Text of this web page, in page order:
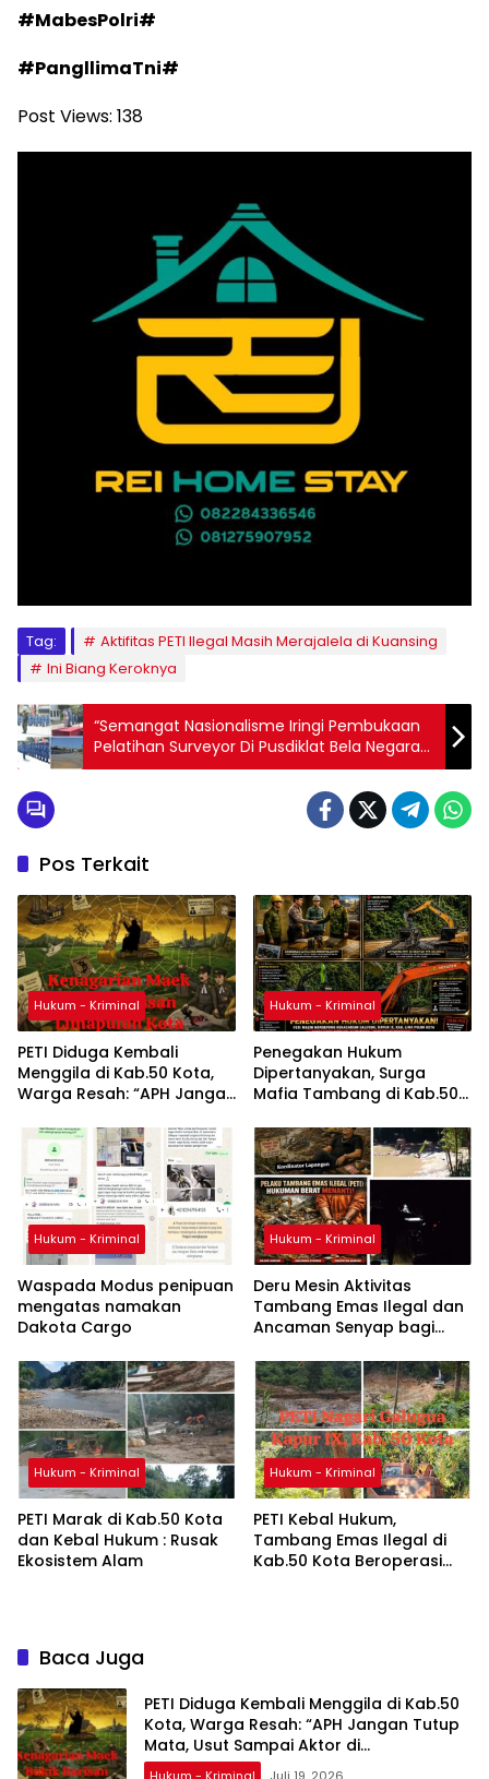
#MabesPolri#
#PangllimaTni#
Post Views: 138
Tag:
Aktifitas PETI Ilegal Masih Merajalela di Kuansing
Ini Biang Keroknya
“Semangat Nasionalisme Iringi Pembukaan
Pelatihan Surveyor Di Pusdiklat Bela Negara
BPSDM Han Kemhan, Bogor”
Pos Terkait
Hukum - Kriminal
PETI Diduga Kembali
Menggila di Kab.50 Kota,
Warga Resah: “APH Jangan
Aktor di Belakangnya”
Hukum - Kriminal
Penegakan Hukum
Dipertanyakan, Surga
Mafia Tambang di Kab.50
Mengepung Kapur IX, Alam
Rusak
Hukum - Kriminal
Waspada Modus penipuan
mengatas namakan
Dakota Cargo
Hukum - Kriminal
Deru Mesin Aktivitas
Tambang Emas Ilegal dan
Ancaman Senyap bagi
Hukum - Kriminal
PETI Marak di Kab.50 Kota
dan Kebal Hukum : Rusak
Ekosistem Alam
Hukum - Kriminal
PETI Kebal Hukum,
Tambang Emas Ilegal di
Kab.50 Kota Beroperasi
Baca Juga
PETI Diduga Kembali Menggila di Kab.50
Kota, Warga Resah: “APH Jangan Tutup
Mata, Usut Sampai Aktor di
Belakangnya”